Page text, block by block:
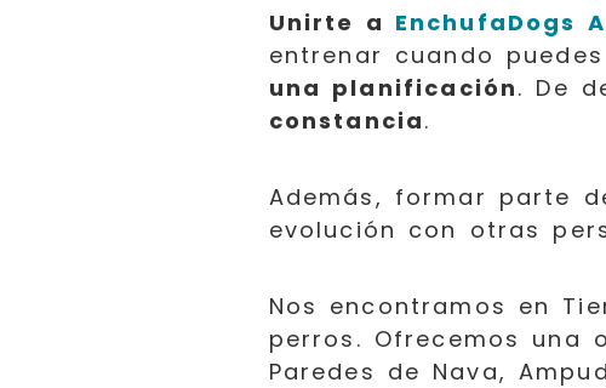
Unirte a EnchufaDogs
entrenar cuando
una planificación. De
constancia.
Además, formar parte
evolución con otras
Nos encontramos en
perros. Ofrecemos una
Paredes de Nava,